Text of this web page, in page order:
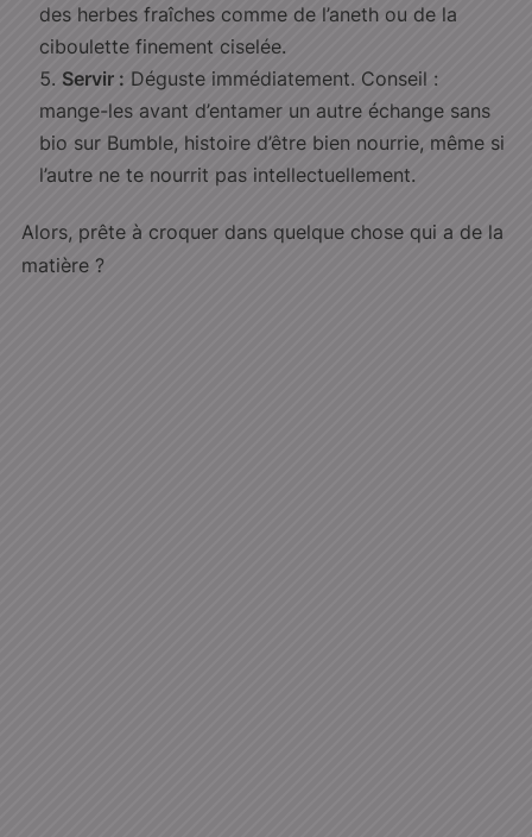
des herbes fraîches comme de l’aneth ou de la
ciboulette finement ciselée.
Servir : Déguste immédiatement. Conseil :
mange-les avant d’entamer un autre échange sans
bio sur Bumble, histoire d’être bien nourrie, même si
l’autre ne te nourrit pas intellectuellement.
Alors, prête à croquer dans quelque chose qui a de la
matière ?